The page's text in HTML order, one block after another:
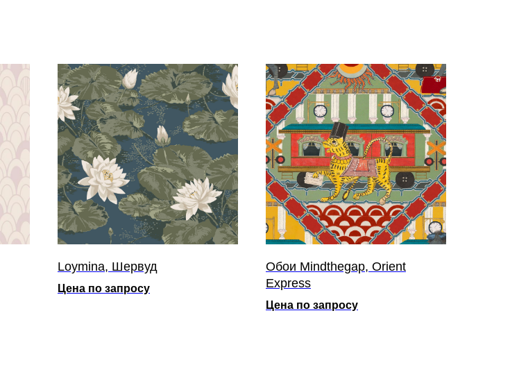
Loymina, Шервуд
Цена по запросу
Обои Mindthegap, Orient
Express
Цена по запросу